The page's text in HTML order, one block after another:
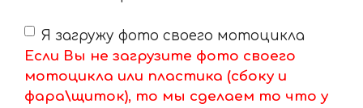
Я загружу фото своего мотоцикла
Если Вы не загрузите фото своего
мотоцикла или пластика (сбоку и
фара\щиток), то мы сделаем то что у